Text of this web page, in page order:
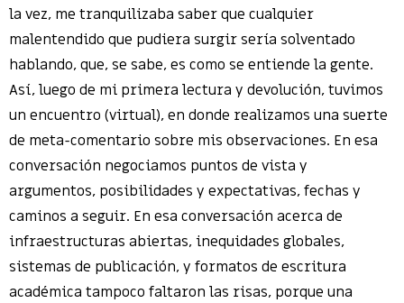
la vez, me tranquilizaba saber que cualquier
malentendido que pudiera surgir sería solventado
hablando, que, se sabe, es como se entiende la gente.
Así, luego de mi primera lectura y devolución, tuvimos
un encuentro (virtual), en donde realizamos una suerte
de meta-comentario sobre mis observaciones. En esa
conversación negociamos puntos de vista y
argumentos, posibilidades y expectativas, fechas y
caminos a seguir. En esa conversación acerca de
infraestructuras abiertas, inequidades globales,
sistemas de publicación, y formatos de escritura
académica tampoco faltaron las risas, porque una